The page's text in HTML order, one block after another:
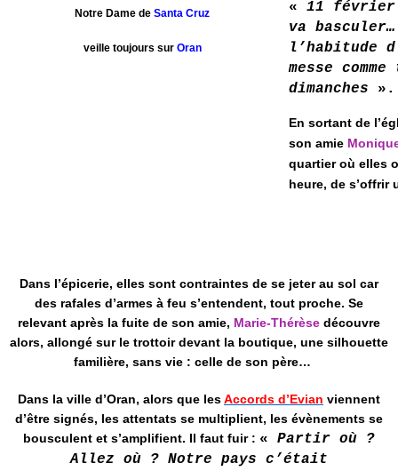
Notre Dame de Santa Cruz
veille toujours surOran
« 11 février
va
l’habitude
messe
dimanches
En sortant de
son amie
quartier où elles
heure, de s’offrir
Dans l’épicerie, elles sont contraintes de se jeter au sol car
des rafales d’armes à feu s’entendent, tout proche. Se
relevant après la fuite de son amie, Marie-Thérèse découvre
alors, allongé sur le trottoir devant la boutique, une silhouette
familière, sans vie : celle de son père…
Dans la ville d’Oran, alors que lesAccords d’Evian viennent
d’être signés, les attentats se multiplient, les évènements se
bousculent et s’amplifient. Il faut fuir : « Partir où ?
Allez où ? Notre pays c’était